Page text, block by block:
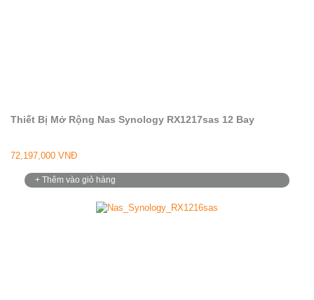
Thiết Bị Mở Rộng Nas Synology RX1217sas 12 Bay
72,197,000 VNĐ
+ Thêm vào giỏ hàng